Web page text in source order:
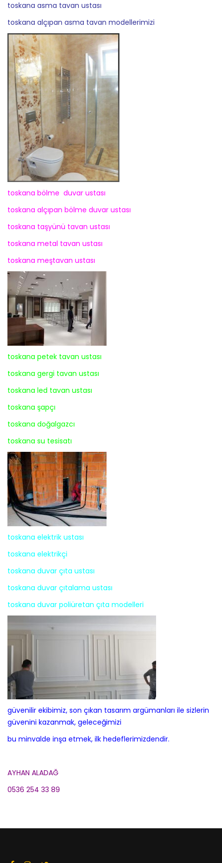
toskana asma tavan ustası
toskana alçıpan asma tavan modellerimizi
toskana bölme duvar ustası
toskana alçıpan bölme duvar ustası
toskana taşyünü tavan ustası
toskana metal tavan ustası
toskana meştavan ustası
toskana petek tavan ustası
toskana gergi tavan ustası
toskana led tavan ustası
toskana şapçı
toskana doğalgazcı
toskana su tesisatı
toskana elektrik ustası
toskana elektrikçi
toskana duvar çıta ustası
toskana duvar çıtalama ustası
toskana duvar poliüretan çıta modelleri
güvenilir ekibimiz, son çıkan tasarım argümanları ile sizlerin
güvenini kazanmak, geleceğimizi
bu minvalde inşa etmek, ilk hedeflerimizdendir.
AYHAN ALADAĞ
0536 254 33 89